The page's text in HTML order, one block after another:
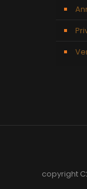
copyright